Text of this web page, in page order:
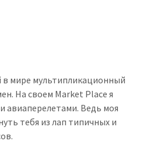
в мире мультипликационный
На своем Market Place я
авиаперелетами. Ведь моя
тебя из лап типичных и